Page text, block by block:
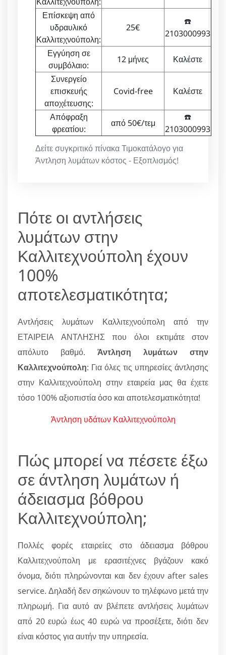
Δείτε συγκριτικό πίνακα Τιμοκατάλογο για
Άντληση λυμάτων κόστος - Εξοπλισμός!
Επίσκεψη από
υδραυλικό
Καλλιτεχνούπολη:
25€
☎️
2103000993
Εγγύηση σε
συμβόλαιο:
12 μήνες
Καλέστε
Συνεργείο
επισκευής
αποχέτευσης:
Covid-free Καλέστε
Απόφραξη
φρεατίου:
από 50€/τεμ
☎️
2103000993
Πότε οι αντλήσεις
λυμάτων στην
Καλλιτεχνούπολη έχουν
100%
αποτελεσματικότητα;
Αντλήσεις λυμάτων Καλλιτεχνούπολη από την
ΕΤΑΙΡΕΙΑ ΑΝΤΛΗΣΗΣ που όλοι εκτιμάτε στον
απόλυτο βαθμό. Άντληση λυμάτων στην
Καλλιτεχνούπολη: Για όλες τις υπηρεσίες άντλησης
στην Καλλιτεχνούπολη στην εταιρεία μας θα έχετε
τόσο 100% αξιοπιστία όσο και αποτελεσματικότητα!
Άντληση υδάτων Καλλιτεχνούπολη
Πώς μπορεί να πέσετε έξω
σε άντληση λυμάτων ή
άδειασμα βόθρου
Καλλιτεχνούπολη;
Πολλές φορές εταιρείες στο άδειασμα βόθρου
Καλλιτεχνούπολη με ερασιτέχνες βγάζουν κακό
όνομα, διότι πληρώνονται και δεν έχουν after sales
service. Δηλαδή δεν σηκώνουν το τηλέφωνο μετά την
πληρωμή. Για αυτό αν βλέπετε αντλήσεις λυμάτων
από 20 ευρώ έως 40 ευρώ να προσέξετε, διότι δεν
είναι κόστος για αυτήν την υπηρεσία.